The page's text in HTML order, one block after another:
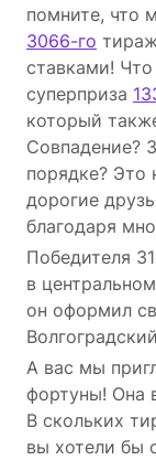
помните, что
3066-го
ставками!
суперприза
который
Совпадение?
порядке? Это
дорогие
благодаря
Победителя
в
он оформил
А вас мы
фортуны! Она
В скольких
вы хотели бы